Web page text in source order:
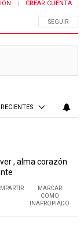
SIGA ESTA
SEGUIR
CREAR CUENTA
, alma corazón
MARCAR
COMO
INAPROPIADO